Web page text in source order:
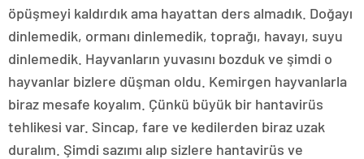
öpüşmeyi kaldırdık ama hayattan ders almadık. Doğayı
dinlemedik, ormanı dinlemedik, toprağı, havayı, suyu
dinlemedik. Hayvanların yuvasını bozduk ve şimdi o
hayvanlar bizlere düşman oldu. Kemirgen hayvanlarla
biraz mesafe koyalım. Çünkü büyük bir hantavirüs
tehlikesi var. Sincap, fare ve kedilerden biraz uzak
duralım. Şimdi sazımı alıp sizlere hantavirüs ve